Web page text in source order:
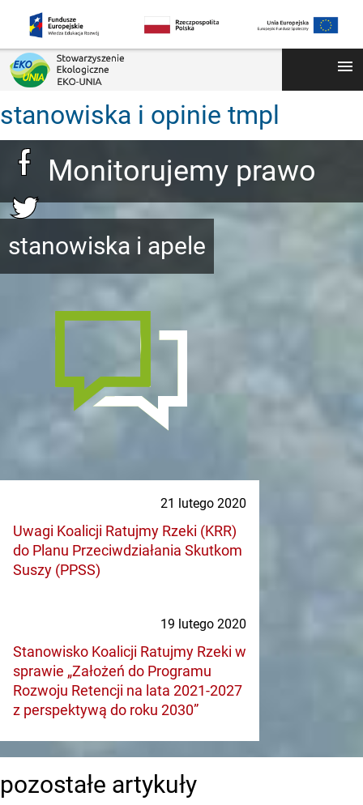
menu
stanowiska i opinie tmpl
Monitorujemy prawo
stanowiska i apele
21 lutego 2020
Uwagi Koalicji Ratujmy Rzeki (KRR)
do Planu Przeciwdziałania Skutkom
Suszy (PPSS)
19 lutego 2020
Stanowisko Koalicji Ratujmy Rzeki w
sprawie „Założeń do Programu
Rozwoju Retencji na lata 2021-2027
z perspektywą do roku 2030”
pozostałe artykuły